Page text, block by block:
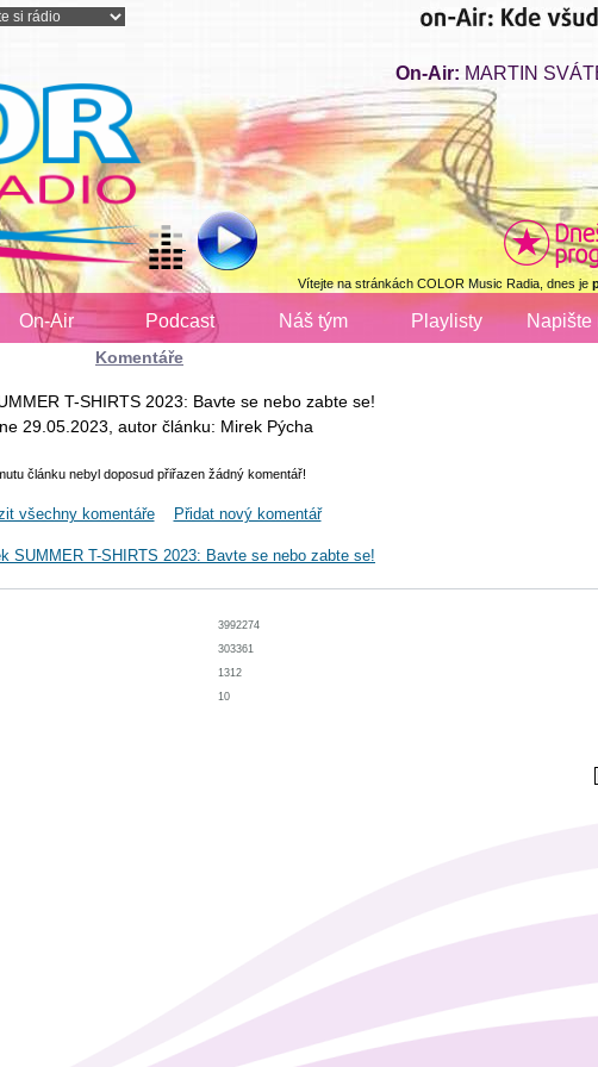
On-Air: MARTIN
Vítejte na stránkách COLOR Music Radia, dnes je
On-Air Podcast Náš tým Playlisty Napište
Komentáře
T-SHIRTS 2023: Bavte se nebo zabte se!
29.05.2023, autor článku: Mirek Pýcha
článku nebyl doposud přiřazen žádný komentář!
všechny komentáře Přidat nový komentář
SUMMER T-SHIRTS 2023: Bavte se nebo zabte se!
3992274
303361
1312
10